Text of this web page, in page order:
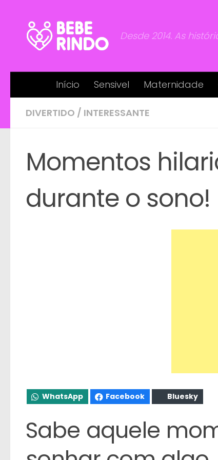
Desde 2014. As
Início Sensivel Maternidade
DIVERTIDO / INTERESSANTE
Momentos
durante o sono!
WhatsApp Facebook Bluesky
Sabe aquele